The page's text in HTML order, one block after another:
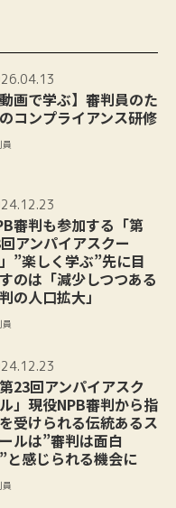
動画で学ぶ】審判員のた
コンプライアンス研修
員
審判も参加する「第
アンパイアスクー
”楽しく学ぶ”先に目
のは「減少しつつある
の人口拡大」
員
第23回アンパイアスク
」現役NPB審判から指
受けられる伝統あるス
ルは”審判は面白
と感じられる機会に
員